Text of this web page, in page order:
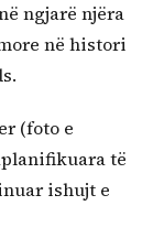
ngjarë njëra
në histori
(foto e
të
ishujt e